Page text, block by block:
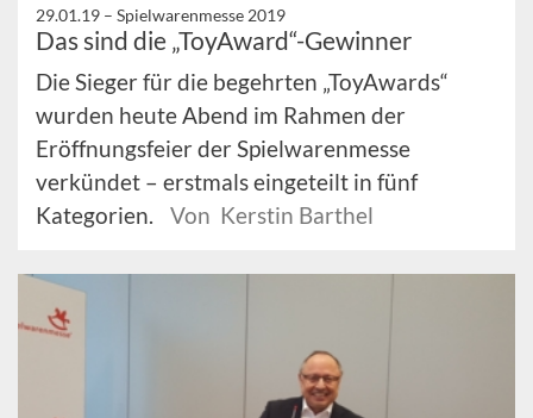
29.01.19 – Spielwarenmesse 2019
Das sind die „ToyAward“-Gewinner
Die Sieger für die begehrten „ToyAwards“
wurden heute Abend im Rahmen der
Eröffnungsfeier der Spielwarenmesse
verkündet – erstmals eingeteilt in fünf
Kategorien.
Von Kerstin Barthel